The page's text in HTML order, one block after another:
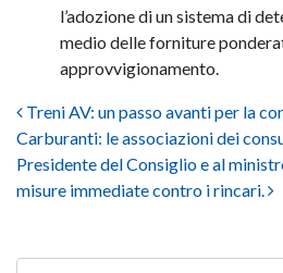
l’adozione di un sistema di
medio delle forniture
approvvigionamento.
Post navigation
Treni AV: un passo avanti per la
Carburanti: le associazioni dei
Presidente del Consiglio e al
misure immediate contro i rincari.